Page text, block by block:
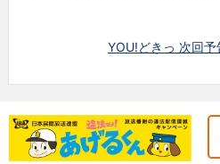
YOU!どきっ 次回予